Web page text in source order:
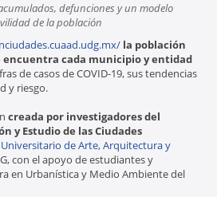
defunciones y un modelo
de la población
la población
encuentra cada municipio y entidad
de casos de COVID-19, sus tendencias
y riesgo.
creada por investigadores del
y Estudio de las Ciudades
de Arte, Arquitectura y
con el apoyo de estudiantes y
en Urbanística y Medio Ambiente del